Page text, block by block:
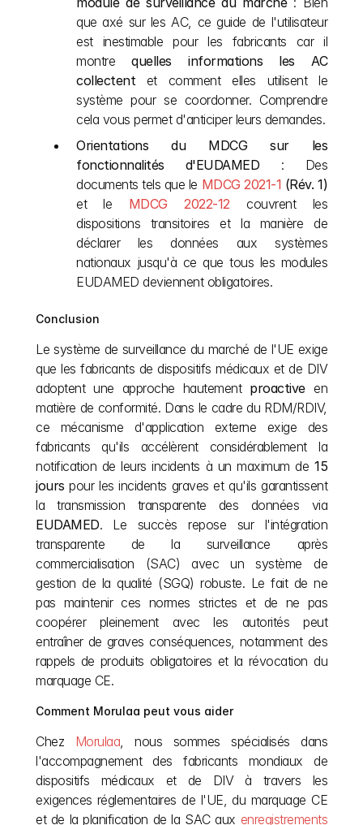
que axé sur les AC, ce guide de l'utilisateur
est inestimable pour les fabricants car il
montre quelles informations les AC
collectent et comment elles utilisent le
système pour se coordonner. Comprendre
cela vous permet d'anticiper leurs demandes.
Orientations du MDCG sur les
fonctionnalités d'EUDAMED : Des
documents tels que le MDCG 2021-1 (Rév. 1)
et le
MDCG 2022-12 couvrent les
dispositions transitoires et la manière de
déclarer les données aux systèmes
nationaux jusqu'à ce que tous les modules
EUDAMED deviennent obligatoires.
Conclusion
Le système de surveillance du marché de l'UE exige
que les fabricants de dispositifs médicaux et de DIV
adoptent une approche hautement proactive en
matière de conformité. Dans le cadre du RDM/RDIV,
ce mécanisme d'application externe exige des
fabricants qu'ils accélèrent considérablement la
notification de leurs incidents à un maximum de 15
jours pour les incidents graves et qu'ils garantissent
EUDAMED. Le succès repose sur l'intégration
transparente de la surveillance après
commercialisation (SAC) avec un système de
gestion de la qualité (SGQ) robuste. Le fait de ne
pas maintenir ces normes strictes et de ne pas
coopérer pleinement avec les autorités peut
entraîner de graves conséquences, notamment des
rappels de produits obligatoires et la révocation du
marquage CE.
Comment Morulaa peut vous aider
Chez Morulaa, nous sommes spécialisés dans
l'accompagnement des fabricants mondiaux de
dispositifs médicaux et de DIV à travers les
exigences réglementaires de l'UE, du marquage CE
et de la planification de la SAC aux enregistrements